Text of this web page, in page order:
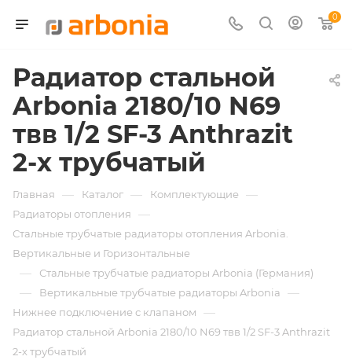
0
Радиатор стальной
Arbonia 2180/10 N69
твв 1/2 SF-3 Anthrazit
2-х трубчатый
Главная — Каталог — Комплектующие —
Радиаторы отопления —
Стальные трубчатые радиаторы отопления Arbonia.
Вертикальные и Горизонтальные
— Стальные трубчатые радиаторы Arbonia (Германия)
— Вертикальные трубчатые радиаторы Arbonia —
Нижнее подключение с клапаном —
Радиатор стальной Arbonia 2180/10 N69 твв 1/2 SF-3 Anthrazit
2-х трубчатый